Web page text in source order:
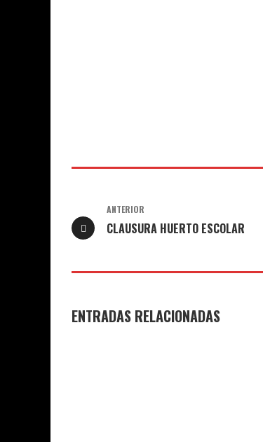
ANTERIOR
CLAUSURA HUERTO ESCOLAR
ENTRADAS RELACIONADAS